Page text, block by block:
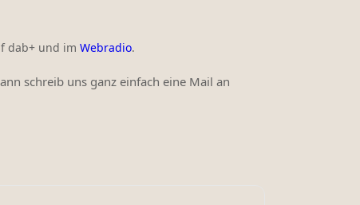
dab+ und im Webradio.
schreib uns ganz einfach eine Mail an